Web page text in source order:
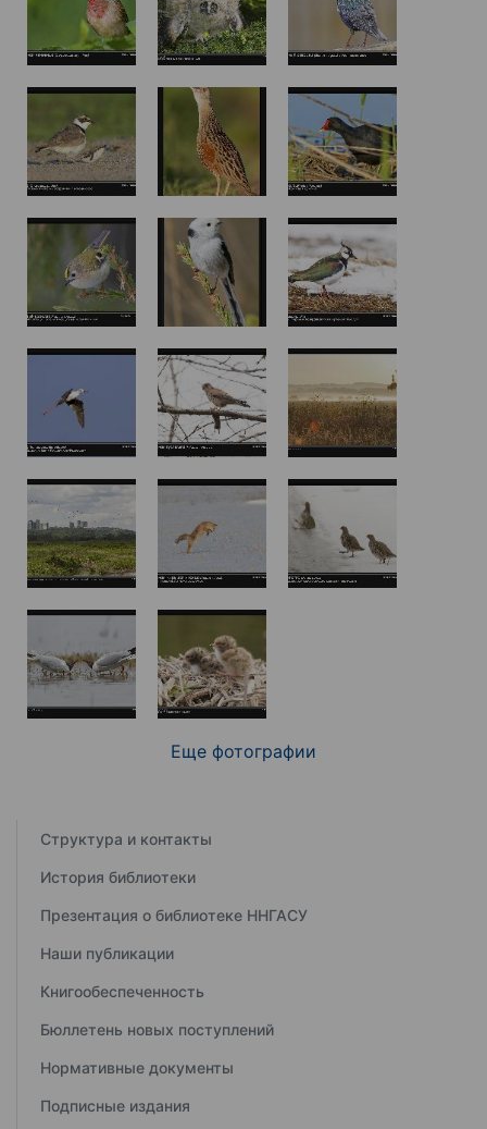
Еще фотографии
Структура и контакты
История библиотеки
Презентация о библиотеке ННГАСУ
Наши публикации
Книгообеспеченность
Бюллетень новых поступлений
Нормативные документы
Подписные издания